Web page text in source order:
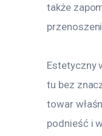
także
Estetyczny
tu bez
towar
podnieść i